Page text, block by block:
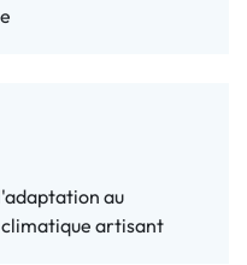
au
artisant